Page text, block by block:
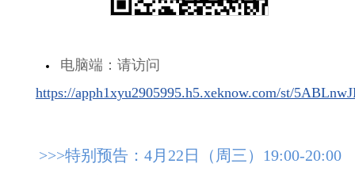
电脑端：请访问
https://apph1xyu2905995.h5.xeknow.com/st/
>>>特别预告：4月22日（周三）19:00-20:00